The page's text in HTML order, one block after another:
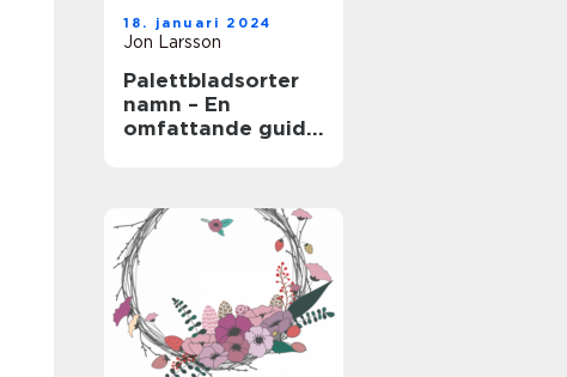
18. januari 2024
Jon Larsson
Palettbladsorter
namn – En
omfattande guide